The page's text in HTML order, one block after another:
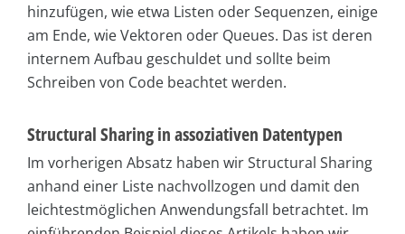
hinzufügen, wie etwa Listen oder Sequenzen, einige
am Ende, wie Vektoren oder Queues. Das ist deren
internem Aufbau geschuldet und sollte beim
Schreiben von Code beachtet werden.
Structural Sharing in assoziativen Datentypen
Im vorherigen Absatz haben wir Structural Sharing
anhand einer Liste nachvollzogen und damit den
leichtestmöglichen Anwendungsfall betrachtet. Im